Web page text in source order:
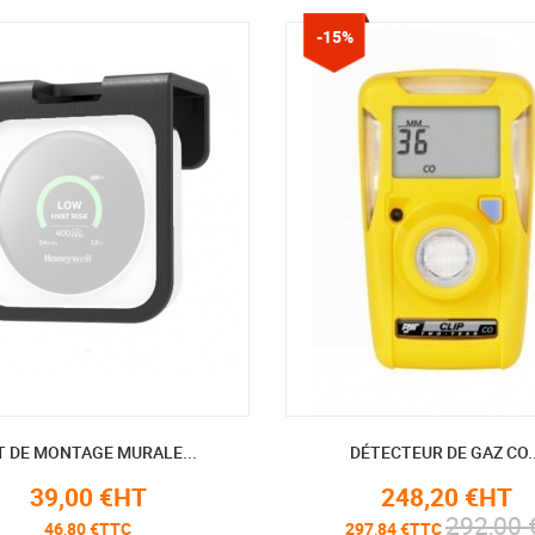
DE MONTAGE MURALE...
39,00 €HT
46,80 €TTC
DÉTECTEUR DE GAZ
248,20 €HT
297,84 €TTC292,00
-15%